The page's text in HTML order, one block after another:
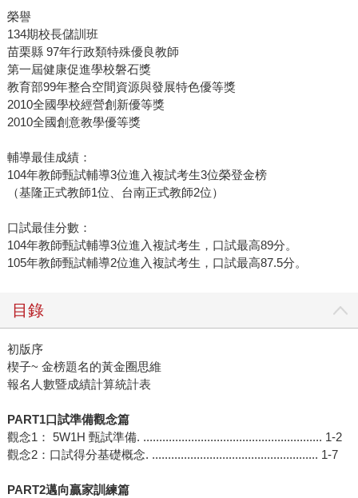
榮譽
134期校長儲訓班
苗栗縣 97年行政類特殊優良教師
第一屆健康促進學校磐石獎
教育部99年整合空間資源與發展特色優等獎
2010全國學校經營創新優等獎
2010全國創意教學優等獎
輔導最佳成績：
104年教師甄試輔導3位進入複試考生3位榮登金榜
（基隆正式教師1位、台南正式教師2位）
口試最佳分數：
104年教師甄試輔導3位進入複試考生，口試最高89分。
105年教師甄試輔導2位進入複試考生，口試最高87.5分。
目錄
初版序
楔子~ 金榜題名的黃金圈思維
報名人數暨成績計算統計表
PART1口試準備觀念篇
觀念1： 5W1H 甄試準備. ........................................................ 1-2
觀念2：口試得分基礎概念. .................................................... 1-7
PART2邁向贏家訓練篇